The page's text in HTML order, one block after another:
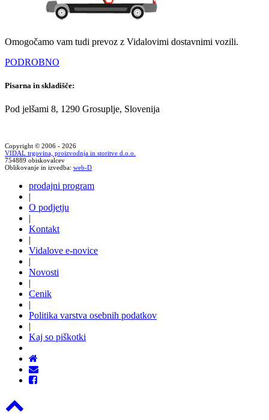
Omogočamo vam tudi prevoz z Vidalovimi dostavnimi vozili.
PODROBNO
Pisarna in skladišče:
Pod jelšami 8, 1290 Grosuplje, Slovenija
Copyright © 2006 - 2026
VIDAL trgovina, proizvodnja in storitve d.o.o.
754889 obiskovalcev
Oblikovanje in izvedba: web-D
prodajni program
|
O podjetju
|
Kontakt
|
Vidalove e-novice
|
Novosti
|
Cenik
|
Politika varstva osebnih podatkov
|
Kaj so piškotki